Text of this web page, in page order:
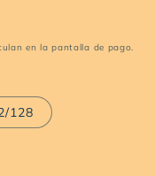
en la pantalla de pago.
128